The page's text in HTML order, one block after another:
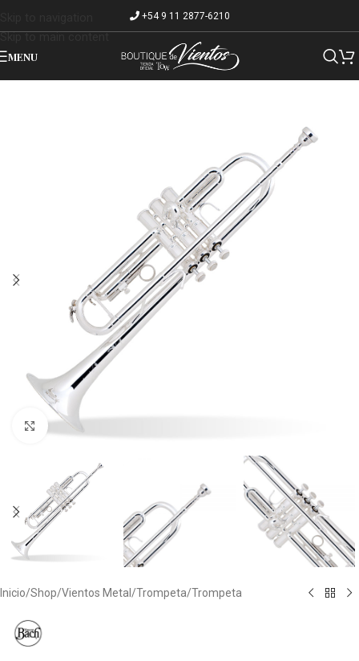
Skip to main content
+54 9 11 2877-6210
MENU
Click to enlarge
Inicio/Shop/Vientos Metal /Trompeta/Trompeta